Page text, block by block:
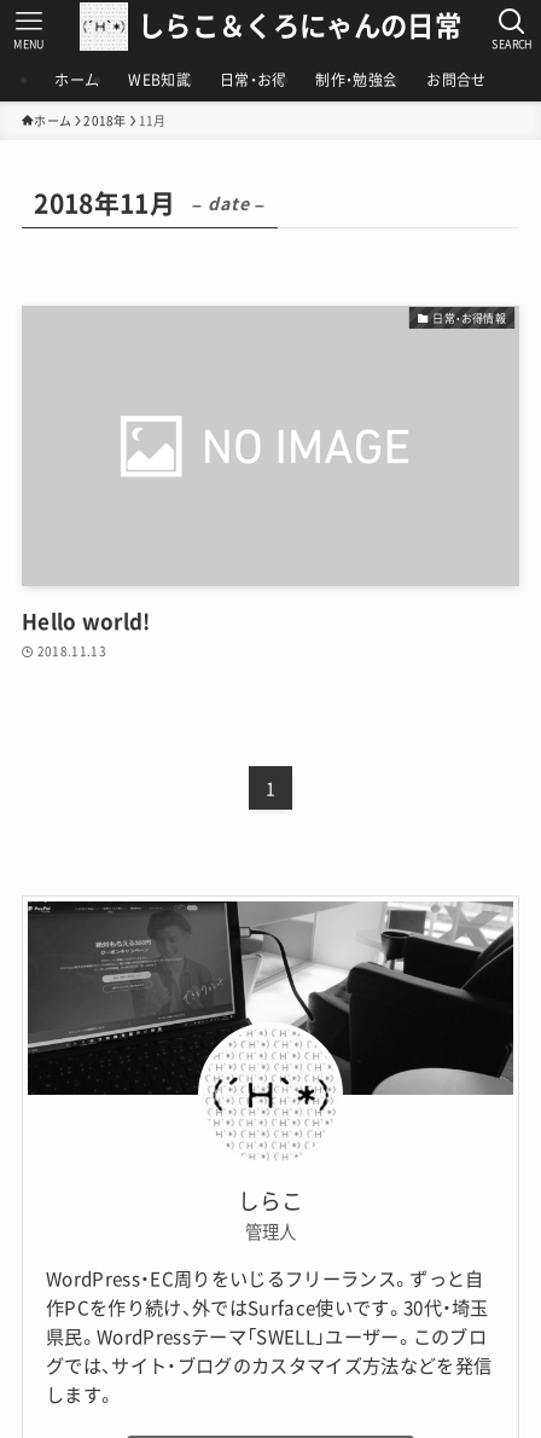
しらこ＆くろにゃんの日常 SEARCH
MENU
ホーム WEB知識 日常・お得 制作・勉強会 お問合せ
ホーム 2018年 11月
2018年11月 – date –
日常・お得情報
Hello world!
2018.11.13
1
しらこ
管理人
WordPress・EC周りをいじるフリーランス。ずっと自
作PCを作り続け、外ではSurface使いです。30代・埼玉
県民。WordPressテーマ「SWELL」ユーザー。このブロ
グでは、サイト・ブログのカスタマイズ方法などを発信
します。